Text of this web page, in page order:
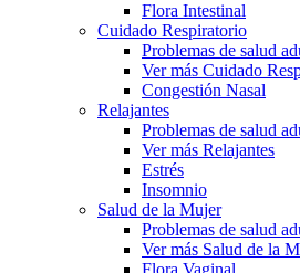
Flora Intestinal
Cuidado Respiratorio
Problemas de salud
Ver más Cuidado
Congestión Nasal
Relajantes
Problemas de salud
Ver más Relajantes
Estrés
Insomnio
Salud de la Mujer
Problemas de salud
Ver más Salud de la
Flora Vaginal